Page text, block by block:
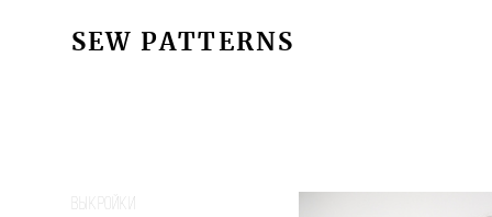
SEW PATTERNS
SEW PATTERNS
Выкройки